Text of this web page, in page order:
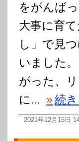
をがんば
大事に育
し」で見
いました
がった、
に... »続
2021年12月15日